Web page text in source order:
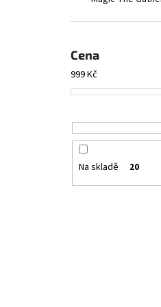
Cena
999Kč
Na skladě 20